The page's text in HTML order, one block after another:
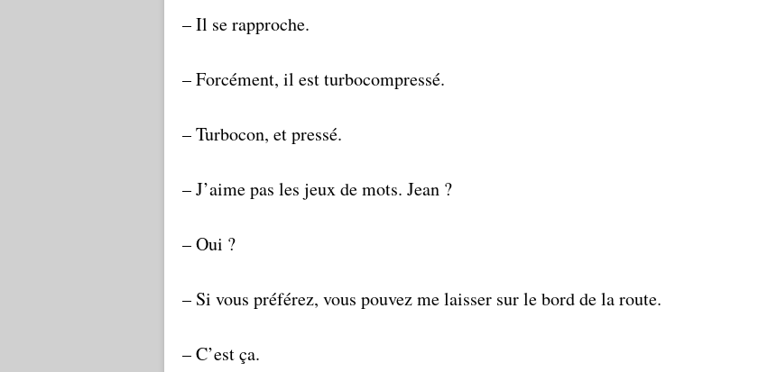
– Il se rapproche.
– Forcément, il est turbocompressé.
– Turbocon, et pressé.
– J’aime pas les jeux de mots. Jean ?
– Oui ?
– Si vous préférez, vous pouvez me laisser sur le bord de la route.
– C’est ça.